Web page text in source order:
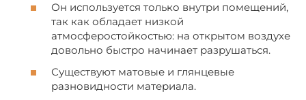
Он используется только внутри помещений,
так как обладает низкой
атмосферостойкостью: на открытом воздухе
довольно быстро начинает разрушаться.
Существуют матовые и глянцевые
разновидности материала.